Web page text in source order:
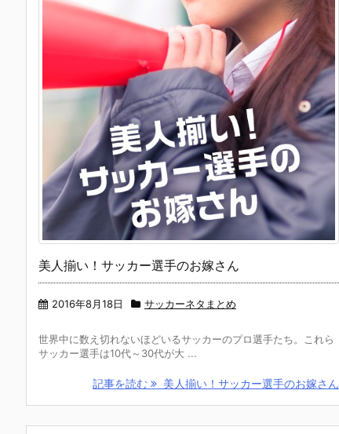
美人揃い！サッカー選手のお嫁さん
2016年8月18日 サッカーネタまとめ
世界中に数え切れないほどいるサッカーのプロ選手たち。これら
サッカー選手は10代～30代が大 ...
記事を読む 美人揃い！サッカー選手のお嫁さん